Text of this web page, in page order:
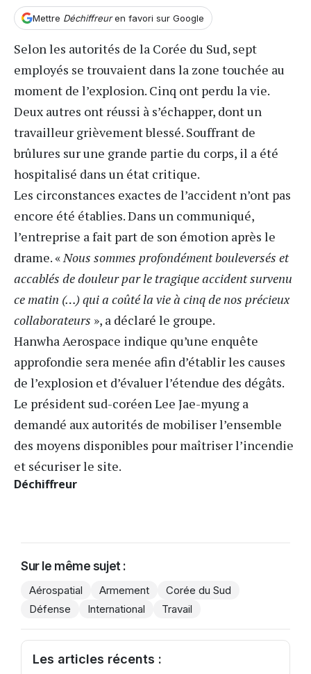
Mettre Déchiffreuren favori sur Google
Selon les autorités de la Corée du Sud, sept
employés se trouvaient dans la zone touchée au
moment de l’explosion. Cinq ont perdu la vie.
Deux autres ont réussi à s’échapper, dont un
travailleur grièvement blessé. Souffrant de
brûlures sur une grande partie du corps, il a été
hospitalisé dans un état critique.
Les circonstances exactes de l’accident n’ont pas
encore été établies. Dans un communiqué,
l’entreprise a fait part de son émotion après le
drame. «Nous sommes profondément bouleversés et
accablés de douleur par le tragique accident survenu
ce matin (…) qui a coûté la vie à cinq de nos précieux
collaborateurs », a déclaré le groupe.
Hanwha Aerospace indique qu’une enquête
approfondie sera menée afin d’établir les causes
de l’explosion et d’évaluer l’étendue des dégâts.
Le président sud-coréen Lee Jae-myung a
demandé aux autorités de mobiliser l’ensemble
des moyens disponibles pour maîtriser l’incendie
et sécuriser le site.
Déchiffreur
Sur le même sujet :
Aérospatial Armement
Corée du Sud
Défense
International Travail
Les articles récents :